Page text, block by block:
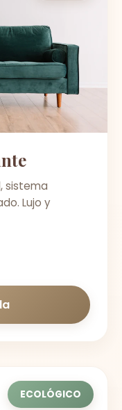
sistema
Lujo y
ECOLÓGICO